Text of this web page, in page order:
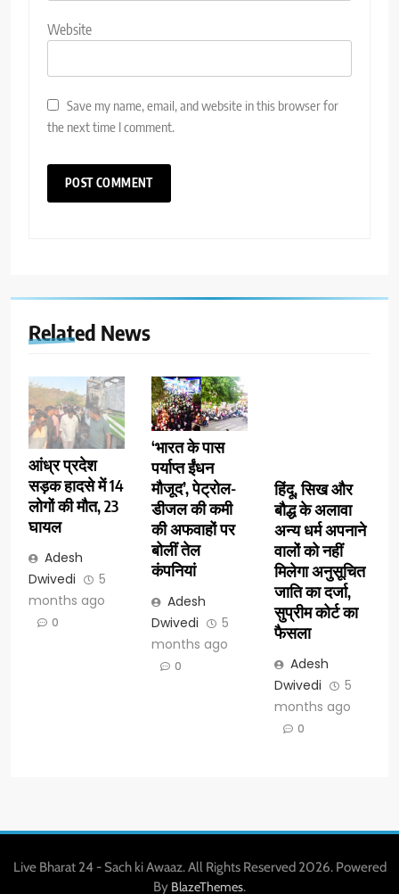
Website
Save my name, email, and website in this browser for
the next time I comment.
Related News
आंध्र प्रदेश
सड़क हादसे में 14
लोगों की मौत, 23
घायल
Adesh
Dwivedi
5
months ago
0
‘भारत के पास
पर्याप्त ईंधन
मौजूद’, पेट्रोल-
डीजल की कमी
की अफवाहों पर
बोलीं तेल
कंपनियां
Adesh
Dwivedi
5
months ago
0
अन्य धर्म अपनाने
वालों को नहीं
मिलेगा अनुसूचित
जाति का दर्जा,
सुप्रीम कोर्ट का
फैसला
Adesh
months ago
0
Live Bharat 24 - Sach ki Awaaz. All Rights Reserved 2026. Powered